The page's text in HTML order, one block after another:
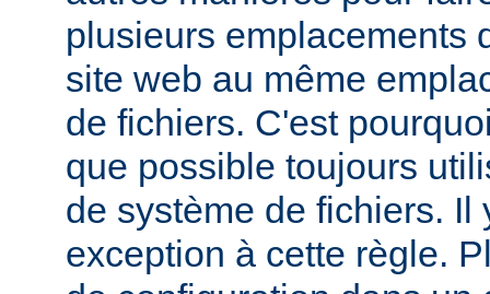
plusieurs emplacements
site web au même
de fichiers. C'est
que possible toujours
de système de fichiers. Il
exception à cette règle.